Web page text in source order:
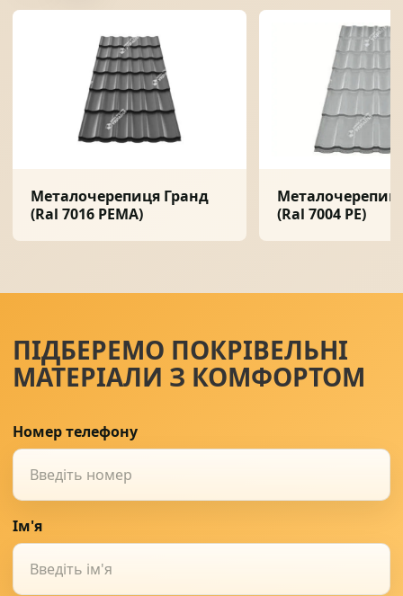
Металочерепиця Гранд
(Ral 7016 PEMA)
(Ral 7004 PE)
ПІДБЕРЕМО ПОКРІВЕЛЬНІ
МАТЕРІАЛИ З КОМФОРТОМ
Номер телефону
Ім'я